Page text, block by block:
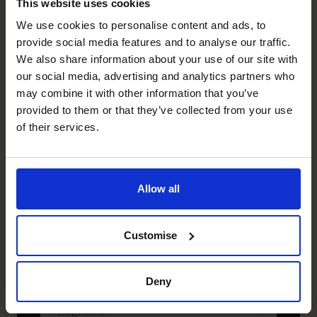
This website uses cookies
We use cookies to personalise content and ads, to
provide social media features and to analyse our traffic.
We also share information about your use of our site with
our social media, advertising and analytics partners who
may combine it with other information that you’ve
provided to them or that they’ve collected from your use
of their services.
Allow all
Customise
Deny
chiamata conoscitiva
gratuita
Hai bisogno di parlare con noi subito?`
+39 0695939165
Prenota una chiamata
conoscitiva gratuita.
(Obbligatorio)
Cognome